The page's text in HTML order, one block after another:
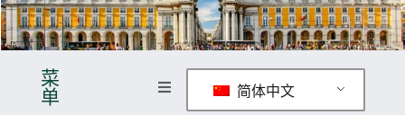
菜
单
简体中文